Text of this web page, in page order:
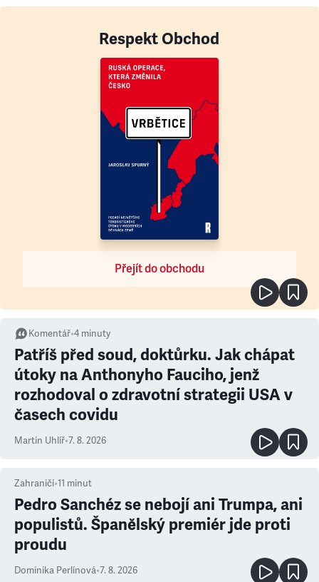
Respekt Obchod
Přejít do obchodu
Komentář•4 minuty
Patříš před soud, doktůrku. Jak chápat
útoky na Anthonyho Fauciho, jenž
rozhodoval o zdravotní strategii USA v
časech covidu
Martin Uhlíř•7. 8. 2026
Zahraničí•11 minut
Pedro Sanchéz se nebojí ani Trumpa, ani
populistů. Španělský premiér jde proti
proudu
Dominika Perlínová•7. 8. 2026